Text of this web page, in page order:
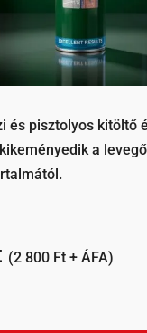
és pisztolyos kitöltő
a levegő
(2 800 Ft+ ÁFA)